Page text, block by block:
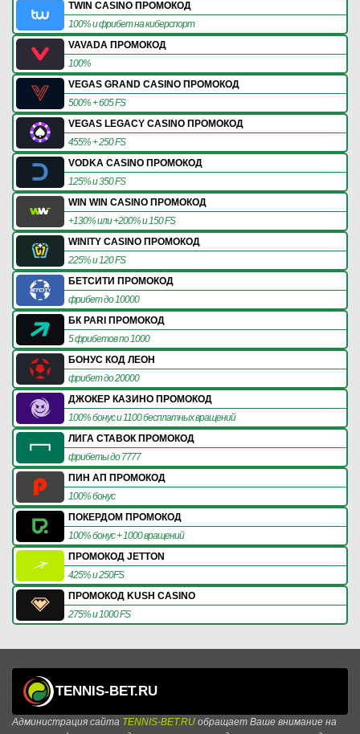
TWIN CASINO ПРОМОКОД
100% и фрибет на киберспорт
VAVADA ПРОМОКОД
100%
VEGAS GRAND CASINO ПРОМОКОД
500% + 605 FS
VEGAS LEGACY CASINO ПРОМОКОД
455% + 250 FS
VODKA CASINO ПРОМОКОД
125% и 350 FS
WIN WIN CASINO ПРОМОКОД
+130% или +200% и 150 FS
WINITY CASINO ПРОМОКОД
225% и 120 FS
БЕТСИТИ ПРОМОКОД
фрибет до 10000
БК PARI ПРОМОКОД
5 фрибетов по 1000
БОНУС КОД ЛЕОН
фрибет до 20000
ДЖОКЕР КАЗИНО ПРОМОКОД
100% бонус и 1100 бесплатных вращений
ЛИГА СТАВОК ПРОМОКОД
фрибеты до 7777
ПИН АП ПРОМОКОД
100% бонус
ПОКЕРДОМ ПРОМОКОД
100% бонус + 1000 вращений
ПРОМОКОД JETTON
425% и 250FS
ПРОМОКОД KUSH CASINO
275% и 1000 FS
TENNIS-BET.RU
Администрация сайта TENNIS-BET.RU обращает Ваше внимание на